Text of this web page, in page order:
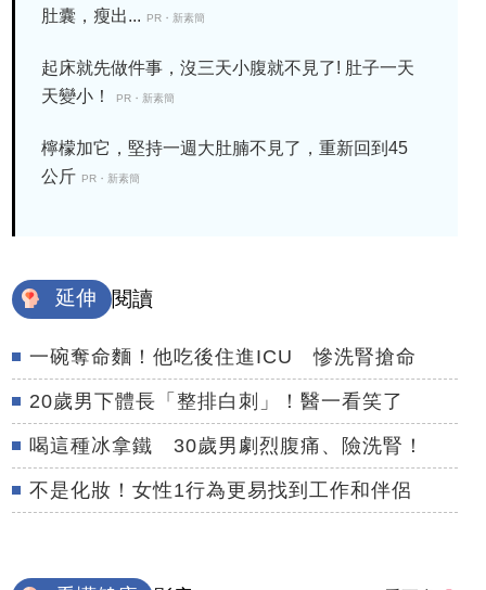
肚囊，瘦出...
PR・新素簡
起床就先做件事，沒三天小腹就不見了! 肚子一天
天變小！
PR・新素簡
檸檬加它，堅持一週大肚腩不見了，重新回到45
公斤 PR・新素簡
延伸 閱讀
一碗奪命麵！他吃後住進ICU 慘洗腎搶命
20歲男下體長「整排白刺」！醫一看笑了
喝這種冰拿鐵 30歲男劇烈腹痛、險洗腎！
不是化妝！女性1行為更易找到工作和伴侶